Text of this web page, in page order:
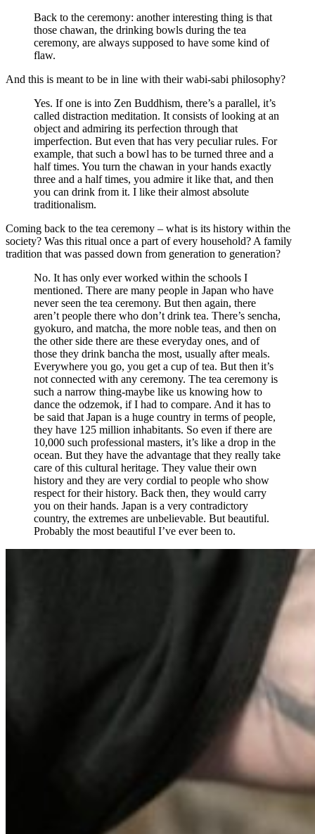
Back to the ceremony: another interesting thing is that
those chawan, the drinking bowls during the tea
ceremony, are always supposed to have some kind of
flaw.
And this is meant to be in line with their wabi-sabi philosophy?
Yes. If one is into Zen Buddhism, there’s a parallel, it’s
called distraction meditation. It consists of looking at an
object and admiring its perfection through that
imperfection. But even that has very peculiar rules. For
example, that such a bowl has to be turned three and a
half times. You turn the chawan in your hands exactly
three and a half times, you admire it like that, and then
you can drink from it. I like their almost absolute
traditionalism.
Coming back to the tea ceremony – what is its history within the
society? Was this ritual once a part of every household? A family
tradition that was passed down from generation to generation?
No. It has only ever worked within the schools I
mentioned. There are many people in Japan who have
never seen the tea ceremony. But then again, there
aren’t people there who don’t drink tea. There’s sencha,
gyokuro, and matcha, the more noble teas, and then on
the other side there are these everyday ones, and of
those they drink bancha the most, usually after meals.
Everywhere you go, you get a cup of tea. But then it’s
not connected with any ceremony. The tea ceremony is
such a narrow thing-maybe like us knowing how to
dance the odzemok, if I had to compare. And it has to
be said that Japan is a huge country in terms of people,
they have 125 million inhabitants. So even if there are
10,000 such professional masters, it’s like a drop in the
ocean. But they have the advantage that they really take
care of this cultural heritage. They value their own
history and they are very cordial to people who show
respect for their history. Back then, they would carry
you on their hands. Japan is a very contradictory
country, the extremes are unbelievable. But beautiful.
Probably the most beautiful I’ve ever been to.